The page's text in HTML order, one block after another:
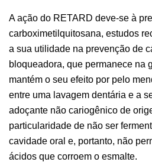
A ação do RETARD deve-se à
carboximetilquitosana, estudos
a sua utilidade na prevenção de
bloqueadora, que permanece na
mantém o seu efeito por pelo
entre uma lavagem dentária e a
adoçante não cariogênico de
particularidade de não ser
cavidade oral e, portanto, não
ácidos que corroem o esmalte.